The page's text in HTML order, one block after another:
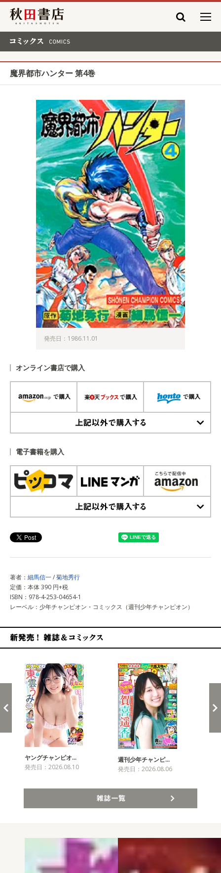
秋田書店
魔界都市ハンター 第4巻
発売日：1986.11.01
オンライン書店で購入
電子書籍を購入
著者： 細馬信一/菊地秀行
定価：本体 390 円+税
ISBN：978-4-253-04654-1
レーベル：少年チャンピオン・コミックス（週刊少年チャンピオン）
ヤングチャンピオ…
発売日：2026.08.10
週刊少年チャンピ…
発売日：2026.08.06